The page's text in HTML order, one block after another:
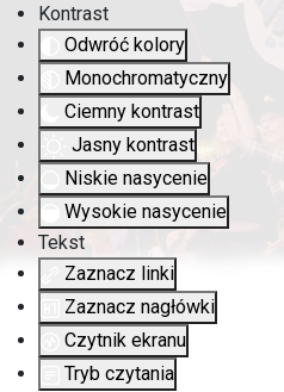
Kontrast
Odwróć kolory
Monochromatyczny
Ciemny kontrast
Jasny kontrast
Niskie nasycenie
Wysokie nasycenie
Tekst
Zaznacz linki
Zaznacz nagłówki
Czytnik ekranu
Tryb czytania